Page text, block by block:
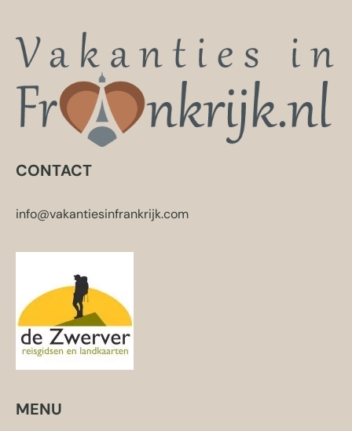
CONTACT
info@vakantiesinfrankrijk.com
MENU